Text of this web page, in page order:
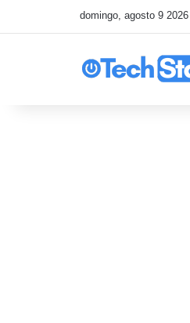
domingo, agosto 9 2026